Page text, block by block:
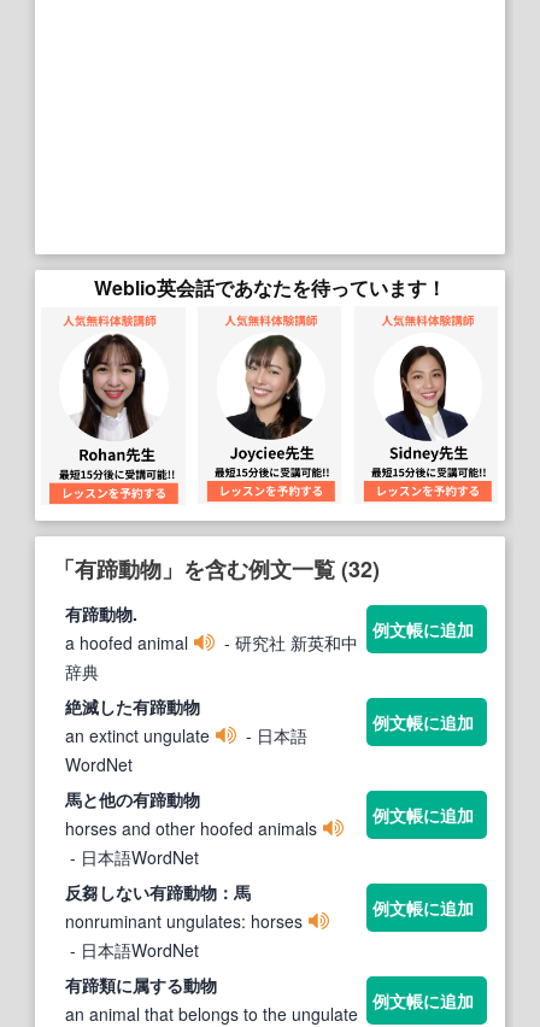
Weblio英会話であなたを待っています！
「有蹄動物」を含む例文一覧 (32)
有蹄動物.
a hoofed animal
- 研究社 新英和中
辞典
例文帳に追加
絶滅した有蹄動物
an extinct ungulate
- 日本語
WordNet
例文帳に追加
馬と他の有蹄動物
horses and other hoofed animals
- 日本語WordNet
例文帳に追加
反芻しない有蹄動物 ：馬
nonruminant ungulates: horses
- 日本語WordNet
例文帳に追加
有蹄類に属する動物
an animal that belongs to the ungulate
例文帳に追加